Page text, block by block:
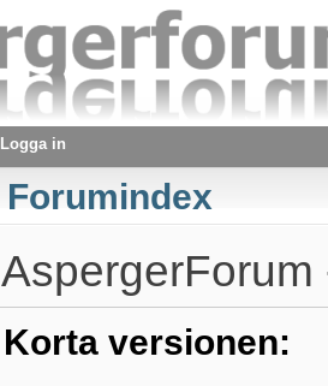
Logga in
Forumindex
AspergerForum
Korta versionen: